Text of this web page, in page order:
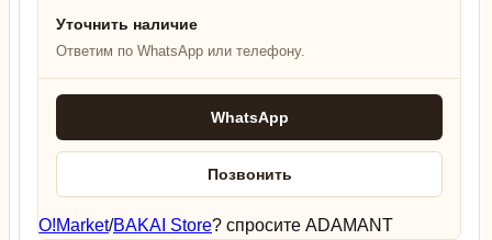
Уточнить наличие
Ответим по WhatsApp или телефону.
WhatsApp
Позвонить
O!Market/BAKAI Store? спросите ADAMANT